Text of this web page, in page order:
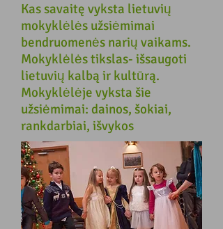
Kas savaitę vyksta lietuvių
mokyklėlės užsiėmimai
bendruomenės narių vaikams.
Mokyklėlės tikslas- išsaugoti
lietuvių kalbą ir kultūrą.
Mokyklėlėje vyksta šie
užsiėmimai: dainos, šokiai,
rankdarbiai, išvykos